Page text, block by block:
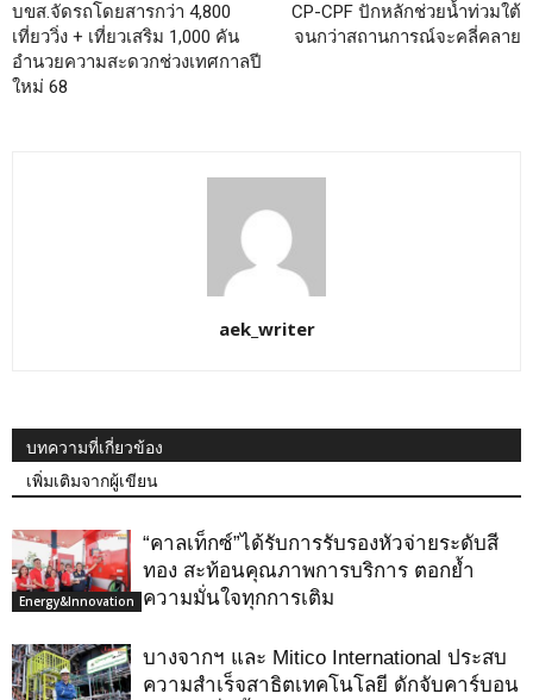
บขส.จัดรถโดยสารกว่า 4,800
เที่ยววิ่ง + เที่ยวเสริม 1,000 คัน
อำนวยความสะดวกช่วงเทศกาลปี
ใหม่ 68
CP-CPF ปักหลักช่วยน้ำท่วมใต้
จนกว่าสถานการณ์จะคลี่คลาย
aek_writer
บทความที่เกี่ยวข้อง
เพิ่มเติมจากผู้เขียน
Energy&Innovation
“คาลเท็กซ์”ได้รับการรับรองหัวจ่ายระดับสี
ทอง สะท้อนคุณภาพการบริการ ตอกย้ำ
ความมั่นใจทุกการเติม
บางจากฯ และ Mitico International ประสบ
ความสำเร็จสาธิตเทคโนโลยี ดักจับคาร์บอน